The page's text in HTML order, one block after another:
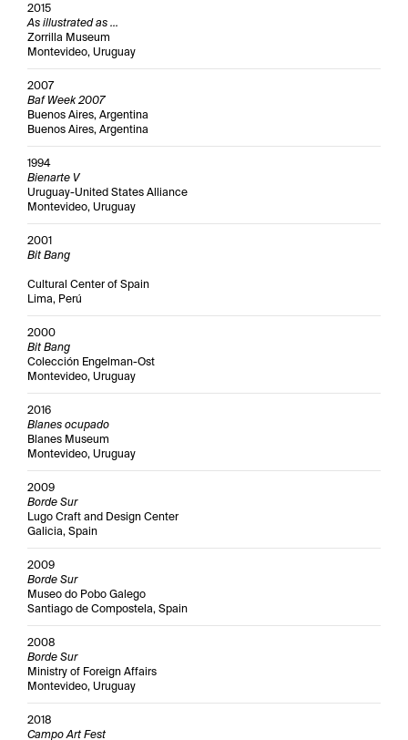
2015
As illustrated as ...
Zorrilla Museum
Montevideo, Uruguay
2007
Baf Week 2007
Buenos Aires, Argentina
Buenos Aires, Argentina
1994
Bienarte V
Uruguay-United States Alliance
Montevideo, Uruguay
2001
Bit Bang
Cultural Center of Spain
Lima, Perú
2000
Bit Bang
Colección Engelman-Ost
Montevideo, Uruguay
2016
Blanes ocupado
Blanes Museum
Montevideo, Uruguay
2009
Borde Sur
Lugo Craft and Design Center
Galicia, Spain
2009
Borde Sur
Museo do Pobo Galego
Santiago de Compostela, Spain
2008
Borde Sur
Ministry of Foreign Affairs
Montevideo, Uruguay
2018
Campo Art Fest